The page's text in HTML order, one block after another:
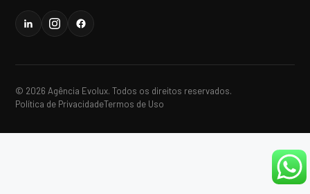
© 2026 Agência Evolux. Todos os direitos reservados.
Política de PrivacidadeTermos de Uso